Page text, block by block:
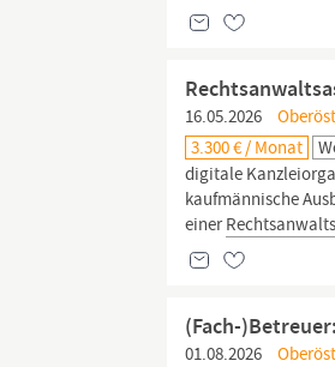
16.05.2026
3.300 € / Monat
digitale
kaufmännische
einer
(Fach-
01.08.2026